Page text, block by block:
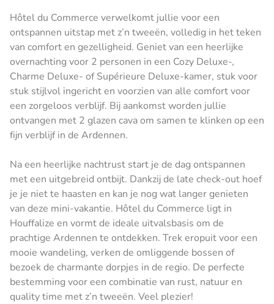
Hôtel du Commerce verwelkomt jullie voor een
ontspannen uitstap met z’n tweeën, volledig in het teken
van comfort en gezelligheid. Geniet van een heerlijke
overnachting voor 2 personen in een Cozy Deluxe-,
Charme Deluxe- of Supérieure Deluxe-kamer, stuk voor
stuk stijlvol ingericht en voorzien van alle comfort voor
een zorgeloos verblijf. Bij aankomst worden jullie
ontvangen met 2 glazen cava om samen te klinken op een
fijn verblijf in de Ardennen.
Na een heerlijke nachtrust start je de dag ontspannen
met een uitgebreid ontbijt. Dankzij de late check-out hoef
je je niet te haasten en kan je nog wat langer genieten
van deze mini-vakantie. Hôtel du Commerce ligt in
Houffalize en vormt de ideale uitvalsbasis om de
prachtige Ardennen te ontdekken. Trek eropuit voor een
mooie wandeling, verken de omliggende bossen of
bezoek de charmante dorpjes in de regio. De perfecte
bestemming voor een combinatie van rust, natuur en
quality time met z’n tweeën. Veel plezier!